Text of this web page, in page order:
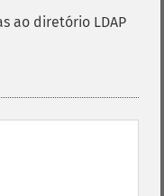
ao diretório LDAP